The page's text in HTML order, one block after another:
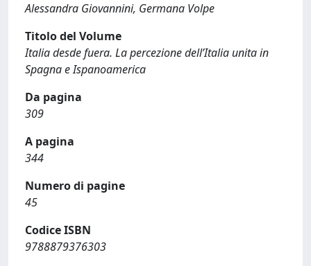
Alessandra Giovannini, Germana Volpe
Titolo del Volume
Italia desde fuera. La percezione dell’Italia unita in
Spagna e Ispanoamerica
Da pagina
309
A pagina
344
Numero di pagine
45
Codice ISBN
9788879376303